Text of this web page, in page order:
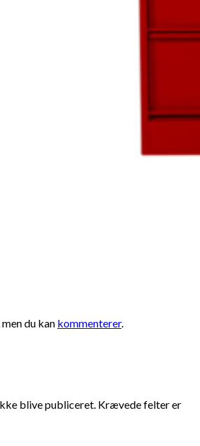
du kan kommenterer.
blive publiceret. Krævede felter er